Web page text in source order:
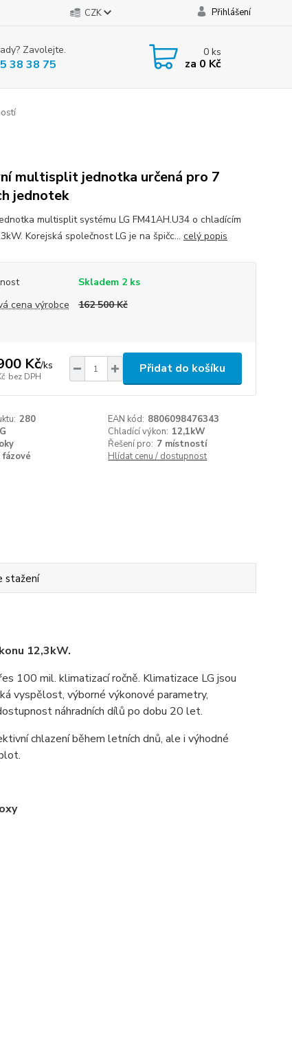
CZK Přihlášení
Zavolejte.
38 38 75
0ks
za 0 Kč
multisplit jednotka určená pro 7
jednotek
multisplit systému LG FM41AH.U34 o chladícím
Korejská společnost LG je na špičc... celý popis
Skladem 2 ks
cena výrobce
162 500 Kč
Kč/ks
bez DPH
Přidat do košíku
280 EAN kód: 8806098476343
Chladící výkon: 12,1kW
Řešení pro: 7 místností
fázové Hlídat cenu / dostupnost
stažení
12,3kW.
100 mil. klimatizací ročně. Klimatizace LG jsou
vyspělost, výborné výkonové parametry,
náhradních dílů po dobu 20 let.
chlazení během letních dnů, ale i výhodné